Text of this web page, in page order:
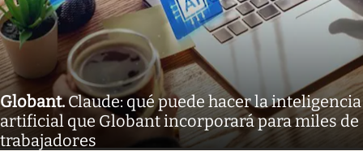
Globant.Claude: qué puede hacer la inteligencia
artificial que Globant incorporará para miles de
trabajadores